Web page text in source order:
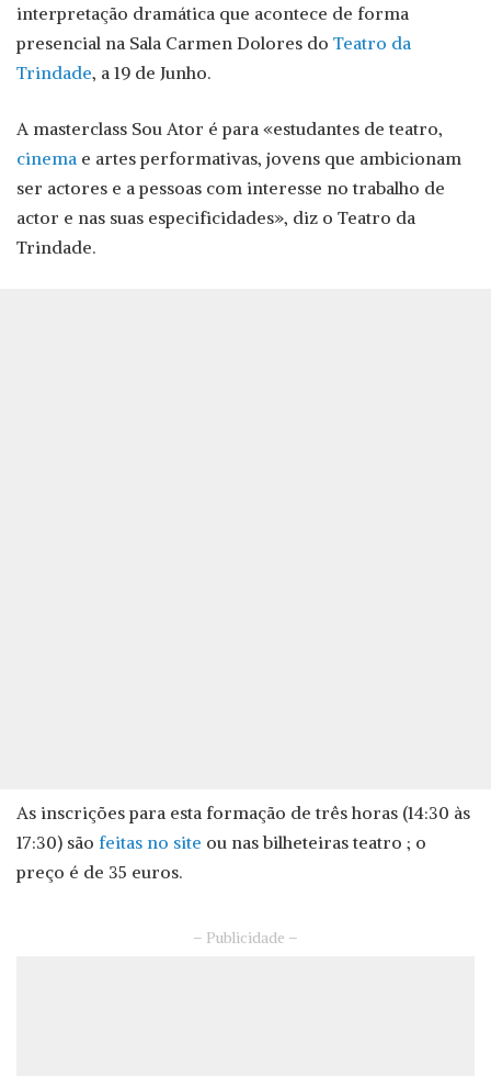
interpretação dramática que acontece de forma
presencial na Sala Carmen Dolores do Teatro da
Trindade, a 19 de Junho.
A masterclass Sou Ator é para «estudantes de teatro,
cinema e artes performativas, jovens que ambicionam
ser actores e a pessoas com interesse no trabalho de
actor e nas suas especificidades», diz o Teatro da
Trindade.
As inscrições para esta formação de três horas (14:30 às
17:30) são feitas no site ou nas bilheteiras teatro ; o
preço é de 35 euros.
– Publicidade –